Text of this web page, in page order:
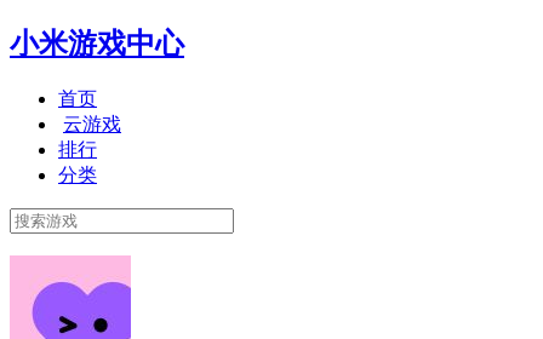
小米游戏中心
首页
云游戏
排行
分类